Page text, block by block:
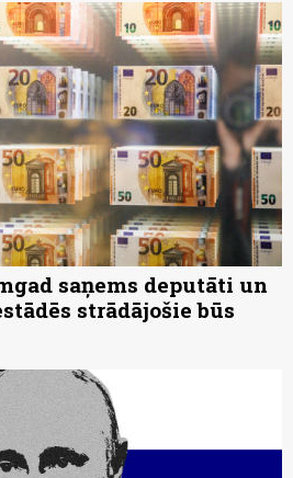
saņems deputāti un
strādājošie būs